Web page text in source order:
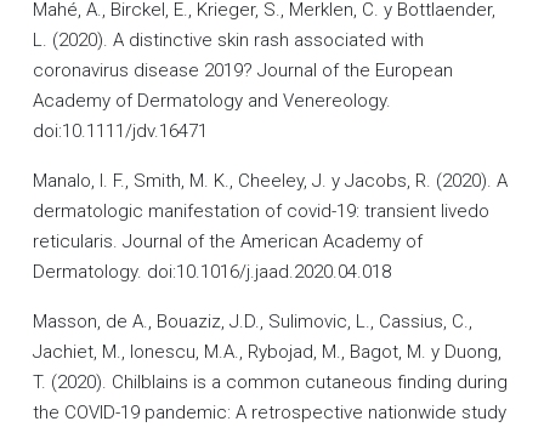
Mahé, A., Birckel, E., Krieger, S., Merklen, C. y Bottlaender,
L. (2020). A distinctive skin rash associated with
coronavirus disease 2019? Journal of the European
Academy of Dermatology and Venereology.
doi:10.1111/jdv.16471
Manalo, I. F., Smith, M. K., Cheeley, J. y Jacobs, R. (2020). A
dermatologic manifestation of covid-19: transient livedo
reticularis. Journal of the American Academy of
Dermatology. doi:10.1016/j.jaad.2020.04.018
Masson, de A., Bouaziz, J.D., Sulimovic, L., Cassius, C.,
Jachiet, M., Ionescu, M.A., Rybojad, M., Bagot, M. y Duong,
T. (2020). Chilblains is a common cutaneous finding during
the COVID-19 pandemic: A retrospective nationwide study